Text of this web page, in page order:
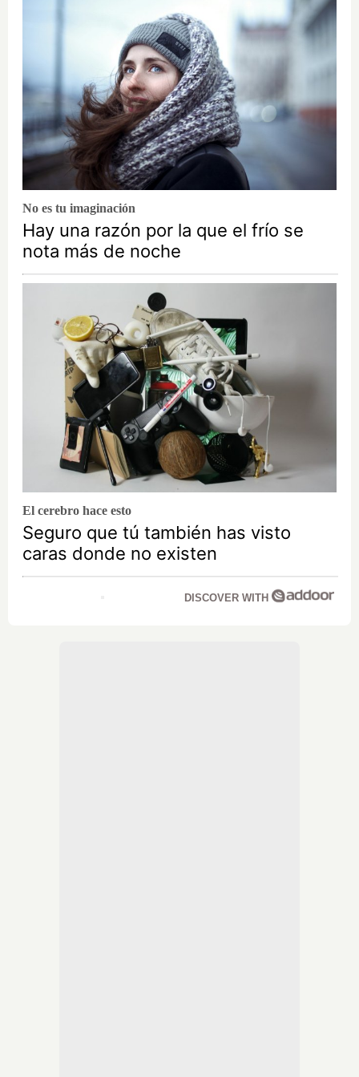
No es tu imaginación
Hay una razón por la que el frío se
nota más de noche
El cerebro hace esto
Seguro que tú también has visto
caras donde no existen
DISCOVER WITH